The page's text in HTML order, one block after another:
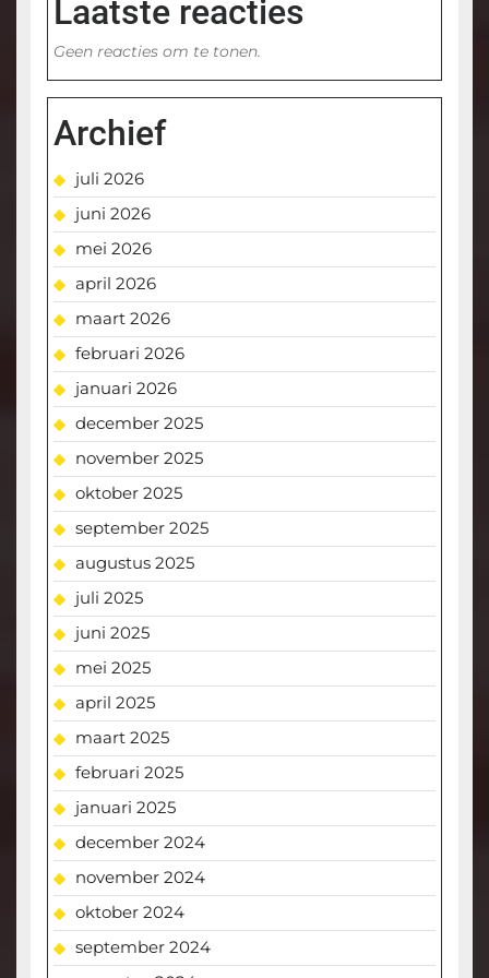
Laatste reacties
Geen reacties om te tonen.
Archief
juli 2026
juni 2026
mei 2026
april 2026
maart 2026
februari 2026
januari 2026
december 2025
november 2025
oktober 2025
september 2025
augustus 2025
juli 2025
juni 2025
mei 2025
april 2025
maart 2025
februari 2025
januari 2025
december 2024
november 2024
oktober 2024
september 2024